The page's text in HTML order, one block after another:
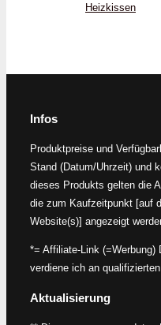
Heizkissen
Infos
Produktpreise und
Stand (Datum/Uhrzeit) und
dieses Produkts gelten die
die zum Kaufzeitpunkt [auf
Website(s)] angezeigt
*= Affiliate-Link (=Werbung)
verdiene ich an qualifizierten
Aktualisierung